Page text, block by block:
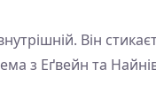
Він
з Еґвейн та